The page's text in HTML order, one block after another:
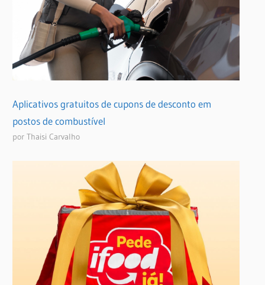
Aplicativos gratuitos de cupons de desconto em
postos de combustível
por Thaisi Carvalho